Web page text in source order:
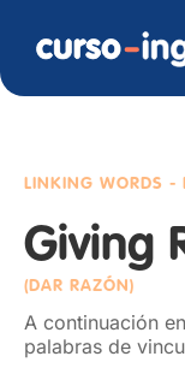
LINKING WORDS -
Giving
(DAR RAZÓN)
A continuación
palabras de